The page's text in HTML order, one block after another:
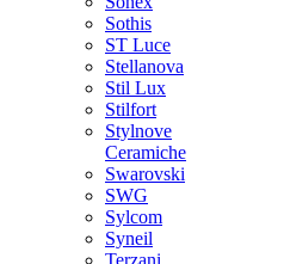
Sothis
ST Luce
Stellanova
Stil Lux
Stilfort
Stylnove
Ceramiche
Swarovski
SWG
Sylcom
Syneil
Terzani